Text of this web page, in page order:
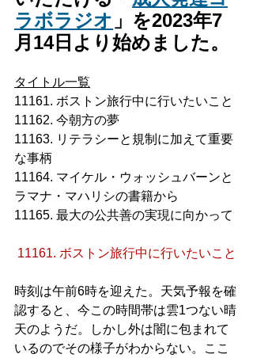
ラボラジオ 」を2023年7
月14日より始めました。
タイトル一覧
11161. ボストン旅行中に行いたいこと
11162. 今朝方の夢
11163. リテラシーと規制に加えて重要
な事柄
11164. マイケル・ウォッシュバーンと
ラマナ・マハリシの書籍から
11165. 最大の公共善の実現に向かって
11161. ボストン旅行中に行いたいこと
時刻は午前6時を迎えた。天気予報を確
認すると、今この時間帯は雲1つない晴
天のようだ。しかし外は闇に包まれて
いるのでその様子がわからない。ここ